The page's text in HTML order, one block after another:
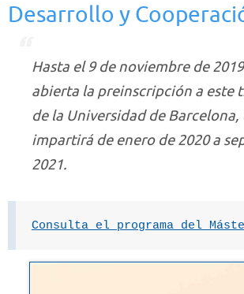
Desarrollo y
Hasta el 9 de noviembre de
abierta la preinscripción a este
de la Universidad de Barcelona,
impartirá de enero de 2020 a
2021.
Consulta el programa del